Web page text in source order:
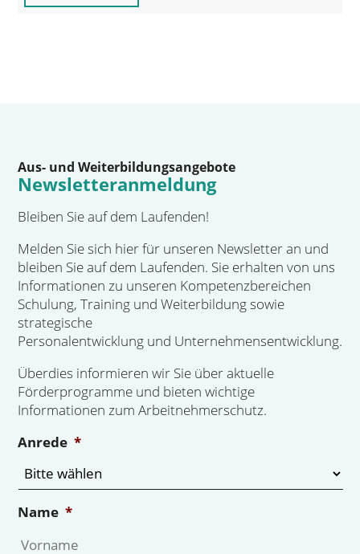
Aus- und Weiterbildungsangebote
Newsletteranmeldung
Bleiben Sie auf dem Laufenden!
Melden Sie sich hier für unseren Newsletter an und
bleiben Sie auf dem Laufenden. Sie erhalten von uns
Informationen zu unseren Kompetenzbereichen
Schulung, Training und Weiterbildung sowie
strategische
Personalentwicklung und Unternehmensentwicklung.
Überdies informieren wir Sie über aktuelle
Förderprogramme und bieten wichtige
Informationen zum Arbeitnehmerschutz.
Anrede *
Name *